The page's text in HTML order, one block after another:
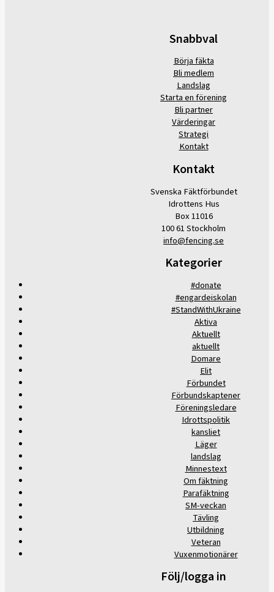
Snabbval
Börja fäkta
Bli medlem
Landslag
Starta en förening
Bli partner
Värderingar
Strategi
Kontakt
Kontakt
Svenska Fäktförbundet
Idrottens Hus
Box 11016
100 61 Stockholm
info@fencing.se
Kategorier
#donate
#engardeiskolan
#StandWithUkraine
Aktiva
Aktuellt
aktuellt
Domare
Elit
Förbundet
Förbundskaptener
Föreningsledare
Idrottspolitik
kansliet
Läger
landslag
Minnestext
Om fäktning
Parafäktning
SM-veckan
Tävling
Utbildning
Veteran
Vuxenmotionärer
Följ/logga in